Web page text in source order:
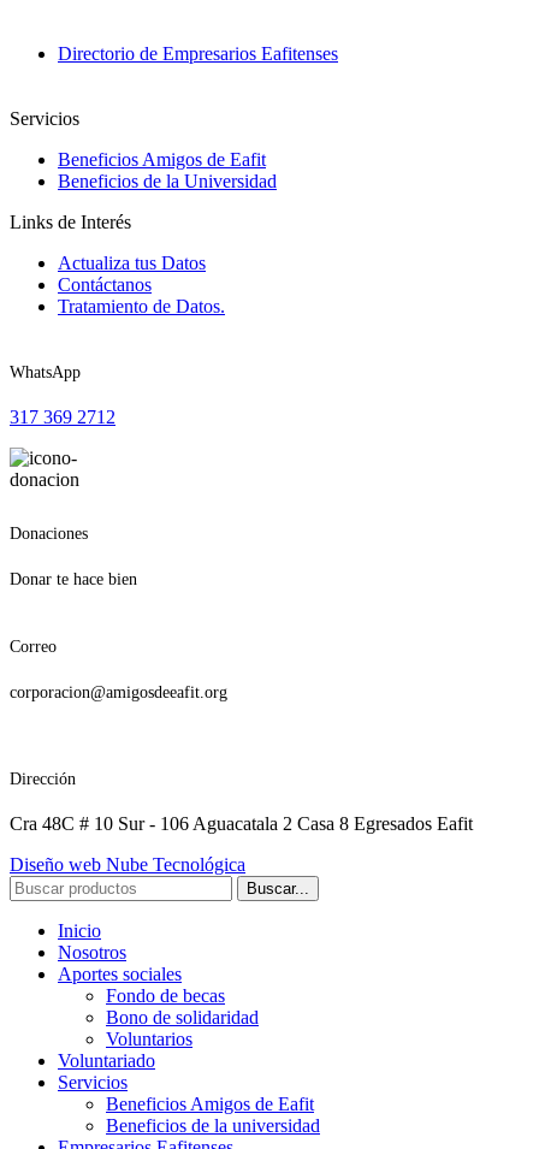
Directorio de Empresarios Eafitenses
Servicios
Beneficios Amigos de Eafit
Beneficios de la Universidad
Links de Interés
Actualiza tus Datos
Contáctanos
Tratamiento de Datos.
WhatsApp
317 369 2712
Donaciones
Donar te hace bien
Correo
corporacion@amigosdeeafit.org
Dirección
Cra 48C # 10 Sur - 106 Aguacatala 2 Casa 8 Egresados Eafit
Diseño web Nube Tecnológica
Buscar...
Inicio
Nosotros
Aportes sociales
Fondo de becas
Bono de solidaridad
Voluntarios
Voluntariado
Servicios
Beneficios Amigos de Eafit
Beneficios de la universidad